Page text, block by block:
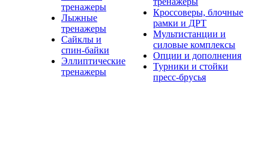
тренажеры
Лыжные
тренажеры
Сайклы и
спин-байки
Эллиптические
тренажеры
Кроссоверы, блочные
рамки и ДРТ
Мультистанции и
силовые комплексы
Опции и дополнения
Турники и стойки
пресс-брусья